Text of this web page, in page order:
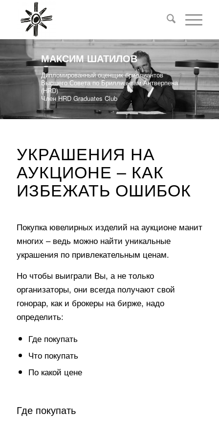
МАКСИМ ШАТИЛОВ
Дипломированный оценщик бриллиантов
Высшего Совета по Бриллиантам Антверпена
(HRD)
Член HRD Graduates Club
УКРАШЕНИЯ НА
АУКЦИОНЕ – КАК
ИЗБЕЖАТЬ ОШИБОК
Покупка ювелирных изделий на аукционе манит
многих – ведь можно найти уникальные
украшения по привлекательным ценам.
Но чтобы выиграли Вы, а не только
организаторы, они всегда получают свой
гонорар, как и брокеры на бирже, надо
определить:
Где покупать
Что покупать
По какой цене
Где покупать